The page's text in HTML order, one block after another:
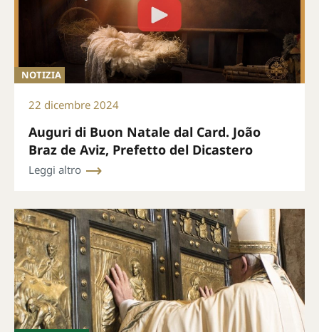
NOTIZIA
22 dicembre 2024
Auguri di Buon Natale dal Card. João
Braz de Aviz, Prefetto del Dicastero
Leggi altro